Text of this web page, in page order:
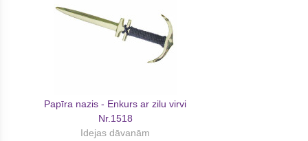
Papīra nazis - Enkurs ar zilu virvi
Nr.1518
Idejas dāvanām